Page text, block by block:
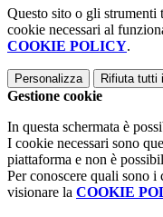
Questo sito o gli strumenti
cookie necessari al
COOKIE POLICY.
Personalizza Rifiuta tutti
Gestione cookie
In questa schermata è
I cookie necessari sono
piattaforma e non è
Per conoscere quali sono i
visionare la COOKIE